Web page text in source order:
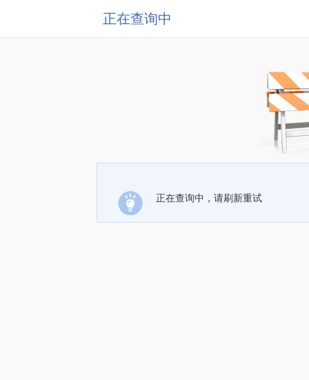
正在查询中
正在查询中，请刷新重试